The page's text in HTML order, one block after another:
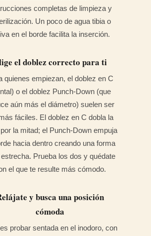
completas de limpieza y
Un poco de agua tibia o
en el borde facilita la inserción.
el doblez correcto para ti
quienes empiezan, el doblez en C
o el doblez Punch-Down (que
aún más el diámetro) suelen ser
fáciles. El doblez en C dobla la
la mitad; el Punch-Down empuja
hacia dentro creando una forma
Prueba los dos y quédate
el que te resulte más cómodo.
y busca una posición
cómoda
probar sentada en el inodoro, con